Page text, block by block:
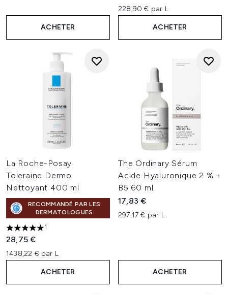
ACHETER
228,90 € par L
ACHETER
La Roche-Posay
Toleraine Dermo
Nettoyant 400 ml
RECOMMANDÉ PAR LES
DERMATOLOGUES
5 étoiles sur un maximum de 5
1
28,75 €
1438,22 € par L
ACHETER
The Ordinary Sérum
Acide Hyaluronique 2 % +
B5 60 ml
17,83 €
297,17 € par L
ACHETER